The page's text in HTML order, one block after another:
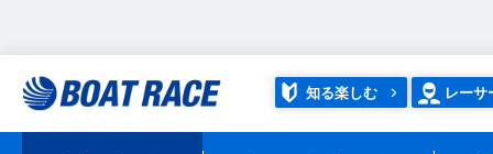
知る楽しむ レーサ